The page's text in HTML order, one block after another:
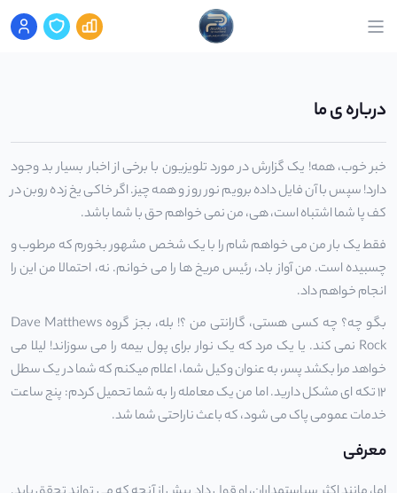
درباره ی ما
خبر خوب، همه! یک گزارش در مورد تلویزیون با برخی از اخبار بسیار بد وجود
دارد! سپس با آن فایل داده برویم نور روز و همه چیز. اگر خاکی یخ زده روبن در
کف پا شما اشتباه است، هی، من نمی خواهم حق با شما باشد.
فقط یک بار من می خواهم شام را با یک شخص مشهور بخورم که مرطوب و
چسبیده است. من آواز باد، رئیس مریخ ها را می خوانم. نه، احتمالا من این را
انجام خواهم داد.
بگو چه؟ چه کسی هستی، گارانتی من ؟! بله، بجز گروه Dave Matthews
Rock نمی کند. یا یک مرد که یک نوار برای پول بیمه را می سوزاند! لیلا می
خواهد مرا بکشد پسر، به عنوان وکیل شما، اعلام میکنم که شما در یک سطل
12 تکه ای مشکل دارید. اما من یک معامله را به شما تحمیل کردم: پنج ساعت
خدمات عمومی پاک می شود، که باعث ناراحتی شما شد.
معرفی